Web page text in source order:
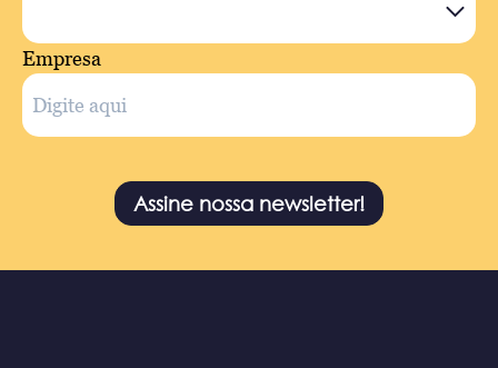
Empresa
Assine nossa newsletter!